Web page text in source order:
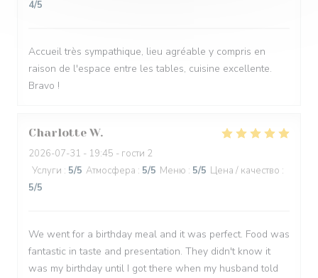
4/5
Accueil très sympathique, lieu agréable y compris en
raison de l'espace entre les tables, cuisine excellente.
Bravo !
Charlotte W
2026-07-31 - 19:45 - гости 2
Услуги : 5/5 Атмосфера : 5/5 Меню : 5/5 Цена / качество :
5/5
We went for a birthday meal and it was perfect. Food was
fantastic in taste and presentation. They didn't know it
was my birthday until I got there when my husband told